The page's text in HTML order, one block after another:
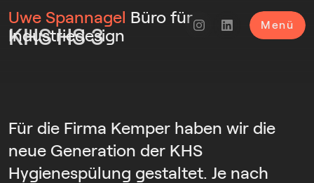
Uwe Spannagel Büro für
Industriedesign
Menü
KHS HS 3
Für die Firma Kemper haben wir die
neue Generation der KHS
Hygienespülung gestaltet. Je nach